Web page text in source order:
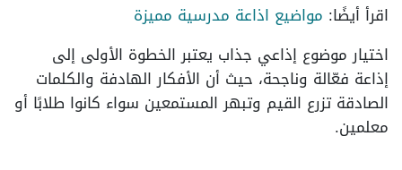
اقرأ أيضًا: مواضيع اذاعة مدرسية مميزة
اختيار موضوع إذاعي جذاب يعتبر الخطوة الأولى إلى
إذاعة فعّالة وناجحة، حيث أن الأفكار الهادفة والكلمات
الصادقة تزرع القيم وتبهر المستمعين سواء كانوا طلابًا أو
معلمين.